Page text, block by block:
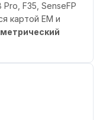
Pro, F35, SenseFP
картой EM и